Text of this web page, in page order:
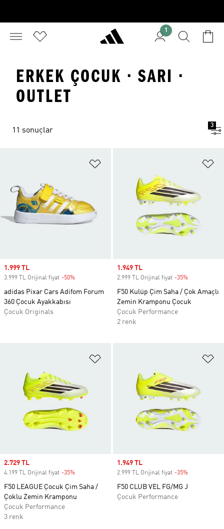
1
ERKEK ÇOCUK · SARI ·
OUTLET
11 sonuçlar
3
Sale price
1.999 TL
3.999 TL Orijinal fiyat -50%
adidas Pixar Cars Adifom Forum
360 Çocuk Ayakkabısı
Çocuk Originals
Sale price
1.949 TL
2.999 TL Orijinal fiyat -35%
F50 Kulüp Çim Saha / Çok Amaçlı
Zemin Kramponu Çocuk
Çocuk Performance
2 renk
Sale price
2.729 TL
4.199 TL Orijinal fiyat -35%
F50 LEAGUE Çocuk Çim Saha /
Çoklu Zemin Kramponu
Çocuk Performance
3 renk
Sale price
1.949 TL
2.999 TL Orijinal fiyat -35%
F50 CLUB VEL FG/MG J
Çocuk Performance